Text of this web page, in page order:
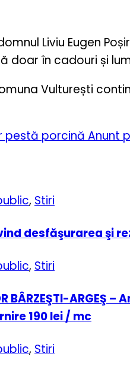
Liviu Eugen
doar în cadouri și
Vulturești
pestă porcină Anunt
, Stiri
desfăşurarea şi
, Stiri
BÂRZEŞTI-
190 lei / mc
, Stiri